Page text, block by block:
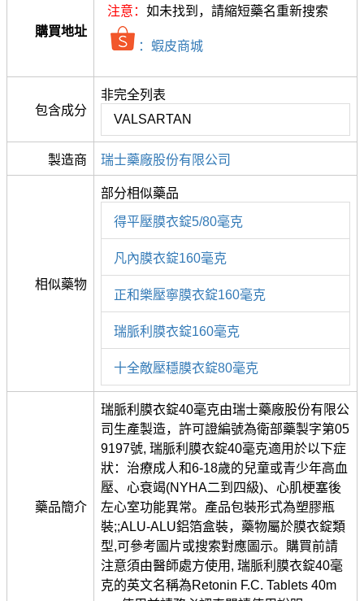
購買地址
注意： 如未找到，請縮短藥名重新搜索
：蝦皮商城
包含成分
非完全列表
VALSARTAN
製造商 瑞士藥廠股份有限公司
相似藥物
部分相似藥品
得平壓膜衣錠5/80毫克
凡內膜衣錠160毫克
正和樂壓寧膜衣錠160毫克
瑞脈利膜衣錠160毫克
十全敵壓穩膜衣錠80毫克
藥品簡介
瑞脈利膜衣錠40毫克由瑞士藥廠股份有限公
司生產製造，許可證編號為衛部藥製字第05
9197號, 瑞脈利膜衣錠40毫克適用於以下症
狀：治療成人和6-18歲的兒童或青少年高血
壓、心衰竭(NYHA二到四級)、心肌梗塞後
左心室功能異常。產品包裝形式為塑膠瓶
裝;;ALU-ALU鋁箔盒裝，藥物屬於膜衣錠類
型,可參考圖片或搜索對應圖示。購買前請
注意須由醫師處方使用, 瑞脈利膜衣錠40毫
克的英文名稱為Retonin F.C. Tablets 40m